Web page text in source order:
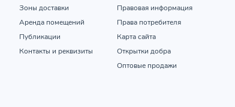
Зоны доставки
Аренда помещений
Публикации
Контакты и реквизиты
Правовая информация
Права потребителя
Карта сайта
Открытки добра
Оптовые продажи